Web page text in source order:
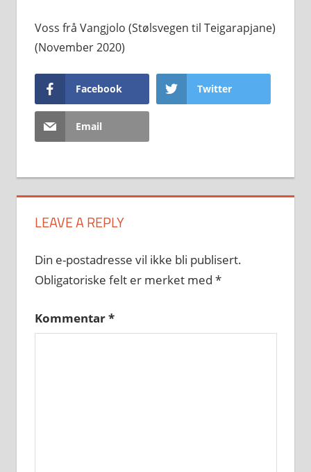
Voss frå Vangjolo (Stølsvegen til Teigarapjane)
(November 2020)
Facebook Twitter
Email
LEAVE A REPLY
Din e-postadresse vil ikke bli publisert.
Obligatoriske felt er merket med *
Kommentar*